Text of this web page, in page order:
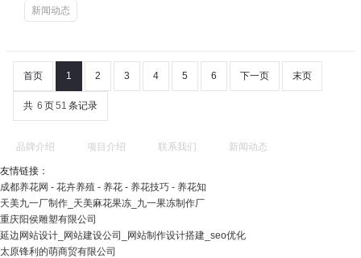
新闻动态
首页 1 2 3 4 5 6 下一页 末页
共 6 页51 条记录
品牌介绍 项目介绍 联系我们 新闻动态
友情链接：
成都养花网 - 花卉养殖 - 养花 - 养花技巧 - 养花知
天美九一厂制作_天美麻花果冻_九一果冻制作厂
重庆阳侯雕塑有限公司
延边网站设计_网站建设公司_网站制作设计搭建_seo优化
太原锋利的萌商贸有限公司